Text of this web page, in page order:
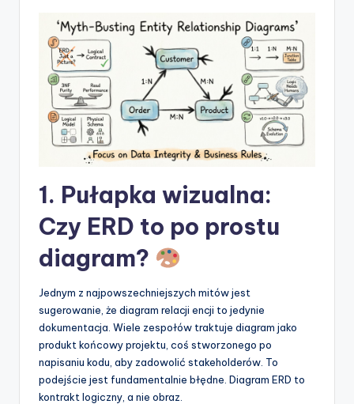
1. Pułapka wizualna:
Czy ERD to po prostu
diagram?
Jednym z najpowszechniejszych mitów jest
sugerowanie, że diagram relacji encji to jedynie
dokumentacja. Wiele zespołów traktuje diagram jako
produkt końcowy projektu, coś stworzonego po
napisaniu kodu, aby zadowolić stakeholderów. To
podejście jest fundamentalnie błędne. Diagram ERD to
kontrakt logiczny, a nie obraz.